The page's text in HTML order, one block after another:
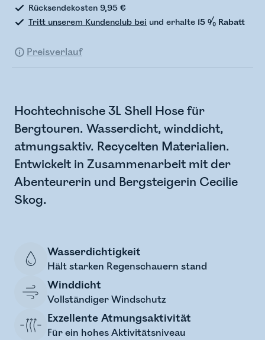
Rücksendekosten 9,95 €
Tritt unserem Kundenclub bei und erhalte 15 % Rabatt
Preisverlauf
Hochtechnische 3L Shell Hose für
Bergtouren. Wasserdicht, winddicht,
atmungsaktiv. Recycelten Materialien.
Entwickelt in Zusammenarbeit mit der
Abenteurerin und Bergsteigerin Cecilie
Skog.
Wasserdichtigkeit
Hält starken Regenschauern stand
Winddicht
Vollständiger Windschutz
Exzellente Atmungsaktivität
Für ein hohes Aktivitätsniveau